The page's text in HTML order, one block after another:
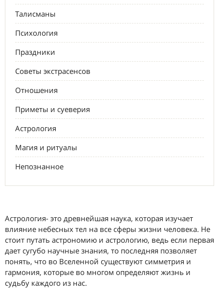
Талисманы
Психология
Праздники
Советы экстрасенсов
Отношения
Приметы и суеверия
Астрология
Магия и ритуалы
Непознанное
Астрология- это древнейшая наука, которая изучает
влияние небесных тел на все сферы жизни человека. Не
стоит путать астрономию и астрологию, ведь если первая
дает сугубо научные знания, то последняя позволяет
понять, что во Вселенной существуют симметрия и
гармония, которые во многом определяют жизнь и
судьбу каждого из нас.